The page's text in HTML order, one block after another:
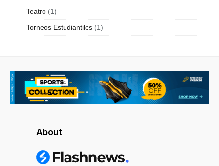
Teatro (1)
Torneos Estudiantiles (1)
About